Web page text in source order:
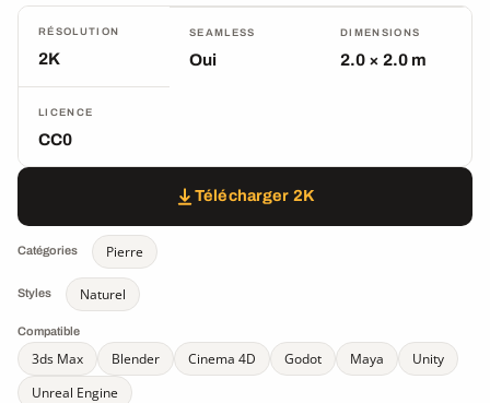
RÉSOLUTION
2K
SEAMLESS
Oui
DIMENSIONS
2.0 × 2.0 m
LICENCE
CC0
Télécharger 2K
Catégories Pierre
Styles Naturel
Compatible
3ds Max Blender Cinema 4D Godot Maya
Unity
Unreal Engine